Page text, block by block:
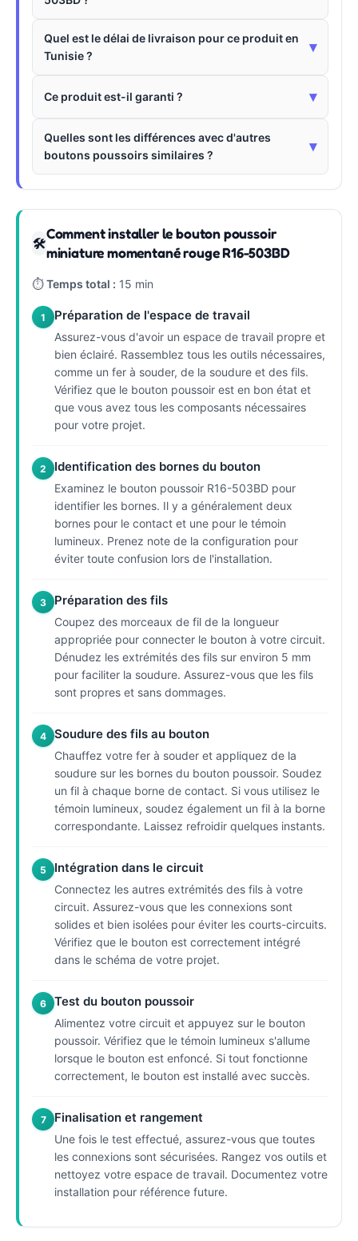
Quel est le délai de livraison pour ce produit en
Tunisie ?
▾
Ce produit est-il garanti ? ▾
Quelles sont les différences avec d'autres
boutons poussoirs similaires ?
▾
🛠
Comment installer le bouton poussoir
miniature momentané rouge R16-503BD
⏱Temps total : 15 min
1 Préparation de l'espace de travail
Assurez-vous d'avoir un espace de travail propre et
bien éclairé. Rassemblez tous les outils nécessaires,
comme un fer à souder, de la soudure et des fils.
Vérifiez que le bouton poussoir est en bon état et
que vous avez tous les composants nécessaires
pour votre projet.
2 Identification des bornes du bouton
Examinez le bouton poussoir R16-503BD pour
identifier les bornes. Il y a généralement deux
bornes pour le contact et une pour le témoin
lumineux. Prenez note de la configuration pour
éviter toute confusion lors de l'installation.
3 Préparation des fils
Coupez des morceaux de fil de la longueur
appropriée pour connecter le bouton à votre circuit.
Dénudez les extrémités des fils sur environ 5 mm
pour faciliter la soudure. Assurez-vous que les fils
sont propres et sans dommages.
4 Soudure des fils au bouton
Chauffez votre fer à souder et appliquez de la
soudure sur les bornes du bouton poussoir. Soudez
un fil à chaque borne de contact. Si vous utilisez le
témoin lumineux, soudez également un fil à la borne
correspondante. Laissez refroidir quelques instants.
5 Intégration dans le circuit
Connectez les autres extrémités des fils à votre
circuit. Assurez-vous que les connexions sont
solides et bien isolées pour éviter les courts-circuits.
Vérifiez que le bouton est correctement intégré
dans le schéma de votre projet.
6 Test du bouton poussoir
Alimentez votre circuit et appuyez sur le bouton
poussoir. Vérifiez que le témoin lumineux s'allume
lorsque le bouton est enfoncé. Si tout fonctionne
correctement, le bouton est installé avec succès.
7 Finalisation et rangement
Une fois le test effectué, assurez-vous que toutes
les connexions sont sécurisées. Rangez vos outils et
nettoyez votre espace de travail. Documentez votre
installation pour référence future.